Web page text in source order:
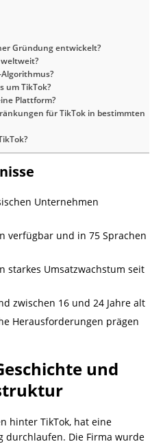
Gründung entwickelt?
um TikTok?
Plattform?
für TikTok in bestimmten
Unternehmen
verfügbar und in 75 Sprachen
starkes Umsatzwachstum seit
zwischen 16 und 24 Jahre alt
Herausforderungen prägen
und
hinter TikTok, hat eine
durchlaufen. Die Firma wurde